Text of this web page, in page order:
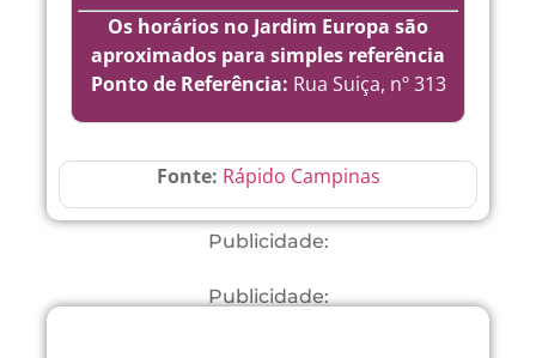
Os horários no Jardim Europa são
aproximados para simples referência
Ponto de Referência: Rua Suiça, nº 313
Fonte: Rápido Campinas
Publicidade:
Publicidade: